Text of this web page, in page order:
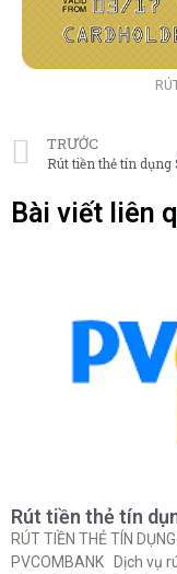
TRƯỚC
Bài viết liên
Rút tiền thẻ tín
RÚT TIỀN THẺ TÍN
PVCOMBANK Dịch vụ